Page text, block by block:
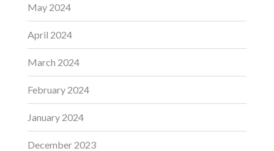
May 2024
April 2024
March 2024
February 2024
January 2024
December 2023